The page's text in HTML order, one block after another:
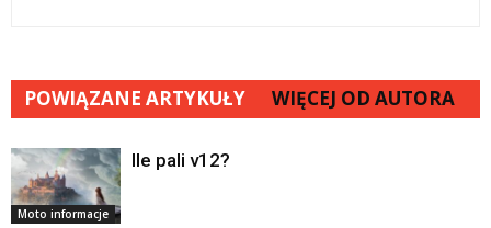
POWIĄZANE ARTYKUŁY WIĘCEJ OD AUTORA
Moto informacje
Ile pali v12?